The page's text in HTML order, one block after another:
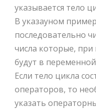
указывается тело
В указаyном
последовательно
числа которые,
будут в
Если тело цикла
операторов, то
указать